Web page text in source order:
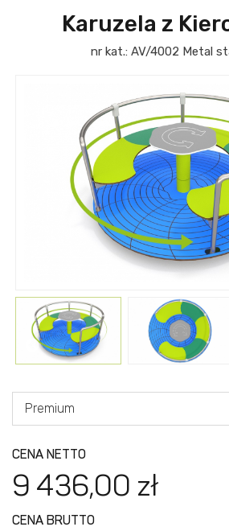
Karuzela z
nr kat.: AV/4002 Metal
Premium
CENA NETTO
9 436,00 zł
CENA BRUTTO